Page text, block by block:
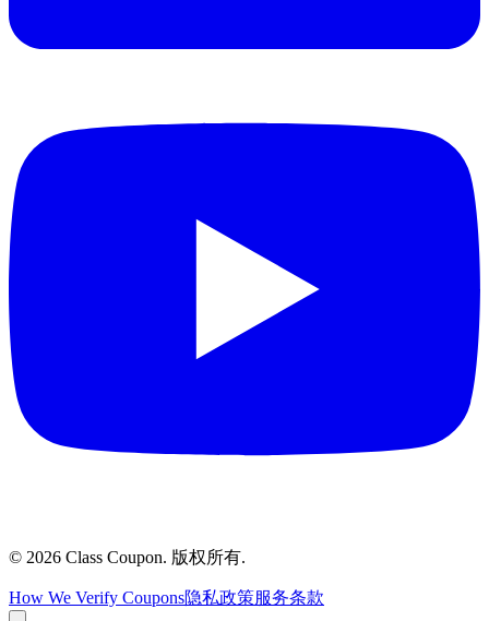
© 2026 Class Coupon. 版权所有.
How We Verify Coupons隐私政策服务条款